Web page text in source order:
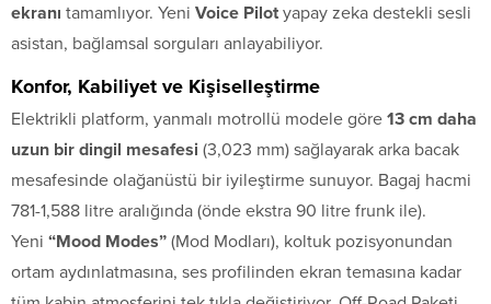
ekranı tamamlıyor. Yeni Voice Pilot yapay zeka destekli sesli
asistan, bağlamsal sorguları anlayabiliyor.
Konfor, Kabiliyet ve Kişiselleştirme
Elektrikli platform, yanmalı motrollü modele göre 13 cm daha
uzun bir dingil mesafesi (3,023 mm) sağlayarak arka bacak
mesafesinde olağanüstü bir iyileştirme sunuyor. Bagaj hacmi
781-1,588 litre aralığında (önde ekstra 90 litre frunk ile).
Yeni “Mood Modes” (Mod Modları), koltuk pozisyonundan
ortam aydınlatmasına, ses profilinden ekran temasına kadar